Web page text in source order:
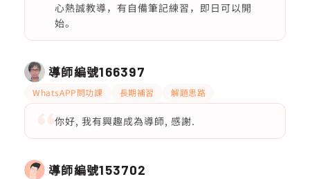
心熱誠教導，有自備筆記練習，即日可以開
始。
導師編號166397
WhatsAPP問功課 長期補習 解題思路
你好, 我有興趣成為導師, 感謝.
導師編號153702